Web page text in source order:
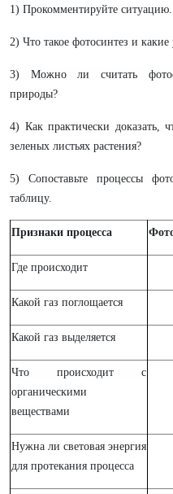
1) Прокомментируйте ситуацию.
2) Что такое фотосинтез и
3) Можно ли считать
природы?
4) Как практически доказать,
зеленых листьях растения?
5) Сопоставьте процессы
таблицу.
Признаки процесса
Где происходит
Какой газ поглощается
Какой газ выделяется
Что происходит с
органическими
веществами
Нужна ли световая энергия
для протекания процесса